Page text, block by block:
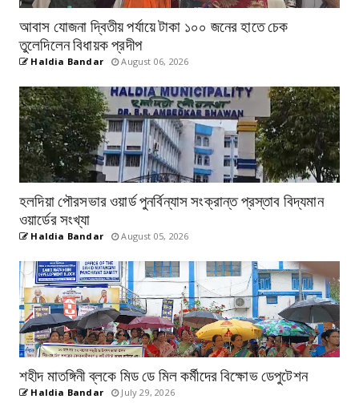
আবাস যোজনা দ্বিতীয় পর্যায়ে টাকা ১০০ জনের হাতে চেক
তুলেদিলেন বিধায়ক প্রদীপ
Haldia Bandar August 06, 2026
হলদিয়া পৌরসভার ওয়ার্ড পুনর্বিন্যাস সংক্রান্ত প্রস্তাব বিদ্যমান
ওয়ার্ডের সংখ্যা
Haldia Bandar August 05, 2026
শহীদ মাতঙ্গিনী ব্লকে মিড ডে মিল কর্মীদের বিক্ষোভ ডেপুটেশন
Haldia Bandar July 29, 2026